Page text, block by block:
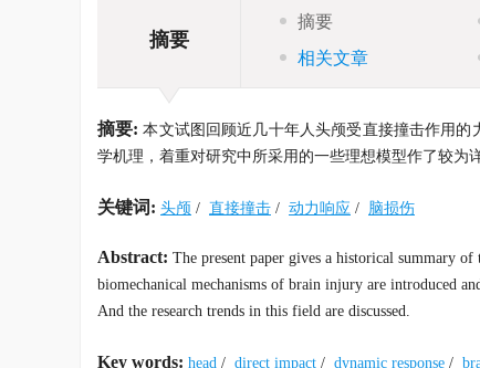
摘要
摘要
相关文章
摘要: 本文试图回顾近几十年人头颅受直接撞击作用
学机理，着重对研究中所采用的一些理想模型作了较为
关键词: 头颅 / 直接撞击 / 动力响应 / 脑损伤
Abstract: The present paper gives a historical summary
biomechanical mechanisms of brain injury are introduced
And the research trends in this field are discussed.
Key words: head / direct impact / dynamic response /